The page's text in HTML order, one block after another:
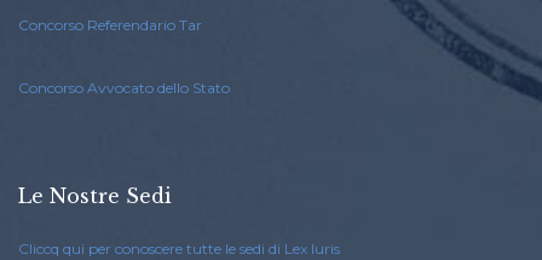
Concorso Referendario Tar
Concorso Avvocato dello Stato
Le Nostre Sedi
Cliccq qui per conoscere tutte le sedi di Lex Iuris